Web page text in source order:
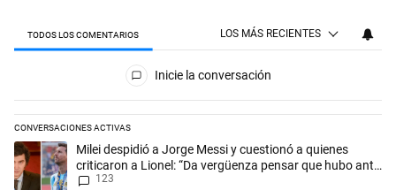
TODOS LOS COMENTARIOS LOS MÁS RECIENTES
Todos los comentarios
Inicie la conversación
CONVERSACIONES ACTIVAS
Este listado muestra los artículos con más comentarios en los
Un artículo de tendencia con el título "Milei despidió a Jorge Messi y
Milei despidió a Jorge Messi y cuestionó a quienes
criticaron a Lionel: “Da vergüenza pensar que hubo anti-
Messi”
123